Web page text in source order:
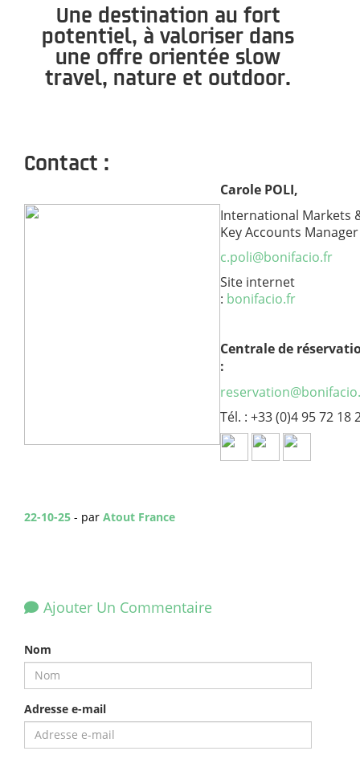
Une destination au fort
potentiel, à valoriser dans
une offre orientée slow
travel, nature et outdoor.
Contact :
Carole POLI,
International Markets
Key Accounts Manager
c.poli@bonifacio.fr
Site internet
: bonifacio.fr
Centrale de
:
Tél. : +33 (0)4 95 72 18
22-10-25 - par Atout France
Ajouter Un Commentaire
Nom
Adresse e-mail